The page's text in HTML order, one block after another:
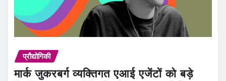
प्रौद्योगिकी
मार्क जुकरबर्ग व्यक्तिगत एआई एजेंटों को बड़े